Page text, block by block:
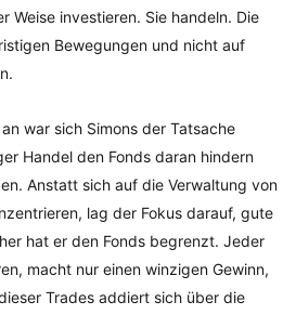
Weise investieren. Sie handeln. Die
Bewegungen und nicht auf
war sich Simons der Tatsache
Handel den Fonds daran hindern
Anstatt sich auf die Verwaltung von
lag der Fokus darauf, gute
hat er den Fonds begrenzt. Jeder
macht nur einen winzigen Gewinn,
Trades addiert sich über die